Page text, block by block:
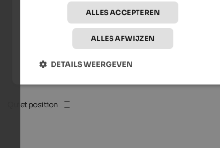
Quiet position
ALLES ACCEPTEREN
ALLES AFWIJZEN
DETAILS WEERGEVEN